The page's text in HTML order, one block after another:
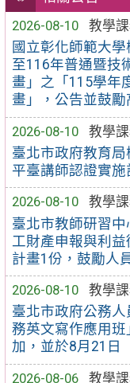
2026-08-10
教學
國立彰化師範大
至116年普通暨技
畫」之「115學年
畫」，公告並鼓
2026-08-10
教學
臺北市政府教育
平臺講師認證實
2026-08-10
教學
臺北市教師研習
工財產申報與利
計畫1份，鼓勵人
2026-08-10
教學
臺北市政府公務
務英文寫作應用
加，並於8月21日
2026-08-06
教學